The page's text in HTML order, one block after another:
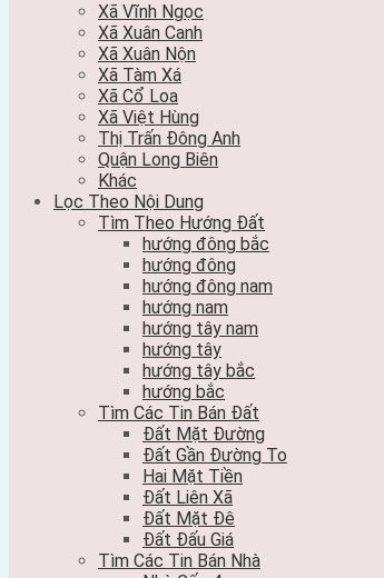
Xã Vĩnh Ngọc
Xã Xuân Canh
Xã Xuân Nộn
Xã Tàm Xá
Xã Cổ Loa
Xã Việt Hùng
Thị Trấn Đông Anh
Quận Long Biên
Khác
Lọc Theo Nội Dung
Tìm Theo Hướng Đất
hướng đông bắc
hướng đông
hướng đông nam
hướng nam
hướng tây nam
hướng tây
hướng tây bắc
hướng bắc
Tìm Các Tin Bán Đất
Đất Mặt Đường
Đất Gần Đường To
Hai Mặt Tiền
Đất Liên Xã
Đất Mặt Đê
Đất Đấu Giá
Tìm Các Tin Bán Nhà